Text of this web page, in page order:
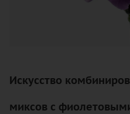
Искусство
миксов с